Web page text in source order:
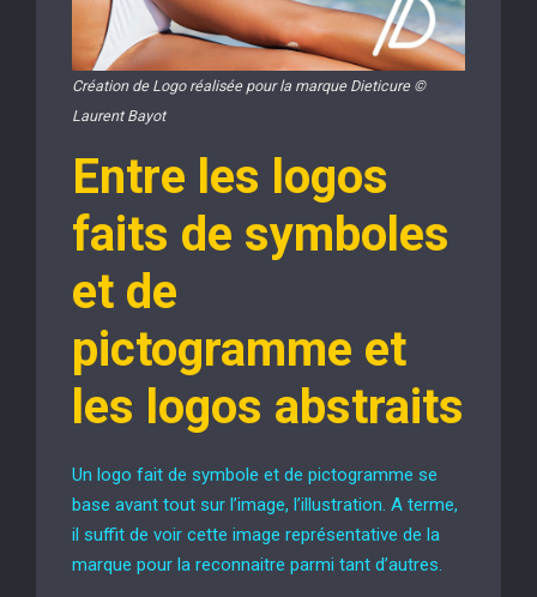
Création de Logo réalisée pour la marque Dieticure ©
Laurent Bayot
Entre les logos
faits de symboles
et de
pictogramme et
les logos abstraits
Un logo fait de symbole et de pictogramme se
base avant tout sur l’image, l’illustration. A terme,
il suffit de voir cette image représentative de la
marque pour la reconnaitre parmi tant d’autres.